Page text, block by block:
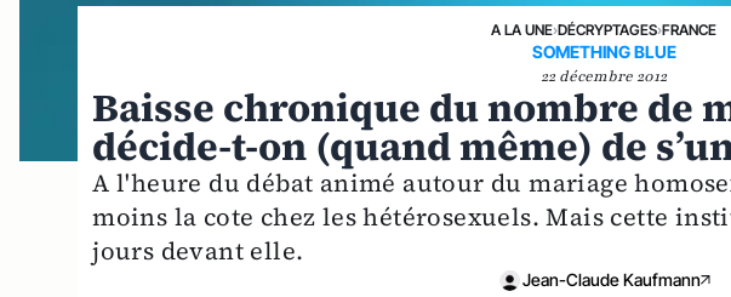
A LA UNE›DÉCRYPTAGES›FRANCE
SOMETHING BLUE
22 décembre 2012
Baisse chronique du nombre de
décide-t-on (quand même) de
A l'heure du débat animé autour du mariage
moins la cote chez les hétérosexuels. Mais cette
jours devant elle.
Jean-Claude Kaufmann